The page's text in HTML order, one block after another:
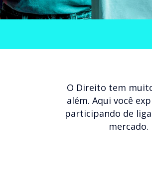
O Direito tem
além. Aqui você
participando de